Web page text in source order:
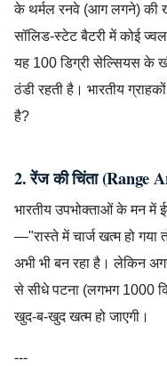
के थर्मल रनवे (आग लगने) की
सॉलिड-स्टेट बैटरी में कोई
यह 100 डिग्री सेल्सियस के
ठंडी रहती है। भारतीय
है?
2. रेंज की चिंता (Range
भारतीय उपभोक्ताओं के मन में
—"रास्ते में चार्ज खत्म हो गया
अभी भी बन रहा है। लेकिन
से सीधे पटना (लगभग 1000
खुद-ब-खुद खत्म हो जाएगी।
---